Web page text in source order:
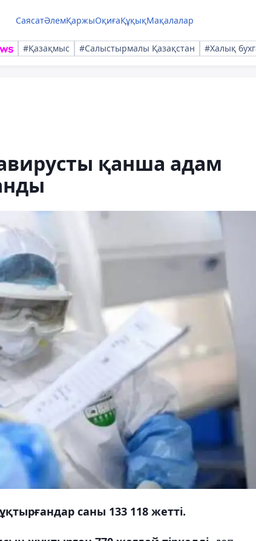
СаясатӘлемҚаржыОқиғаҚұқықМақалалар
#Қазақмыс #Салыстырмалы Қазақстан #Халық
қанша адам
саны 133 118 жетті.